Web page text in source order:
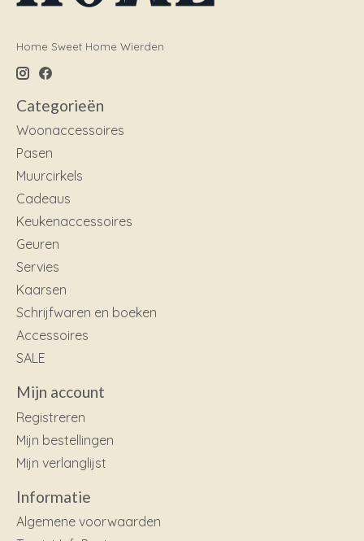
Home Sweet Home Wierden
Categorieën
Woonaccessoires
Pasen
Muurcirkels
Cadeaus
Keukenaccessoires
Geuren
Servies
Kaarsen
Schrijfwaren en boeken
Accessoires
SALE
Mijn account
Registreren
Mijn bestellingen
Mijn verlanglijst
Informatie
Algemene voorwaarden